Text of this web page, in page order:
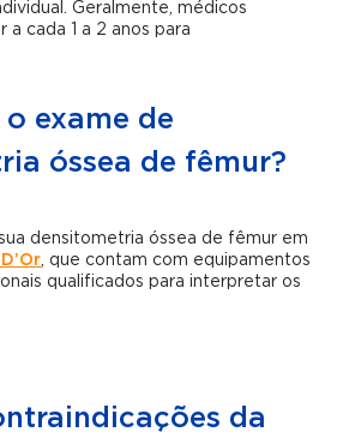
Geralmente, médicos
cada 1 a 2 anos para
exame de
óssea de fêmur?
densitometria óssea de fêmur em
, que contam com equipamentos
qualificados para interpretar os
da